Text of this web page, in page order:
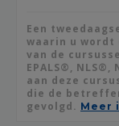
Een
waarin u
van de
EPALS®, NLS®,
aan deze
die de
gevolgd. Meer